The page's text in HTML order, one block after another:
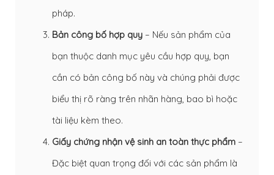
pháp.
Bản công bố hợp quy – Nếu sản phẩm của
bạn thuộc danh mục yêu cầu hợp quy, bạn
cần có bản công bố này và chúng phải được
biểu thị rõ ràng trên nhãn hàng, bao bì hoặc
tài liệu kèm theo.
Giấy chứng nhận vệ sinh an toàn thực phẩm –
Đặc biệt quan trọng đối với các sản phẩm là